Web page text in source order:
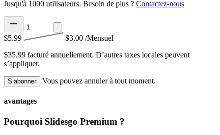
Jusqu'à 1000 utilisateurs. Besoin de plus ? Contactez-nous
$5.99 $3.00 /Mensuel
$35.99 facturé annuellement. D’autres taxes locales peuvent
s’appliquer.
S’abonner Vous pouvez annuler à tout moment.
avantages
Pourquoi Slidesgo Premium ?